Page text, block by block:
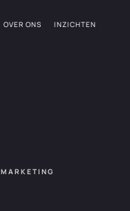
OVER ONS INZICHTEN
MARKETING